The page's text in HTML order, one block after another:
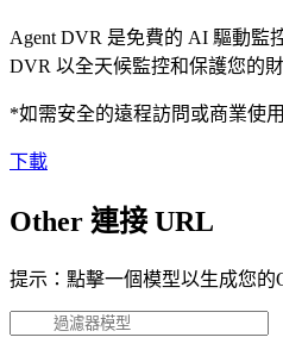
Agent DVR 是免費的 AI 驅動監
DVR 以全天候監控和保護您的財
*如需安全的遠程訪問或商業使
下載
Other 連接 URL
提示：點擊一個模型以生成您的